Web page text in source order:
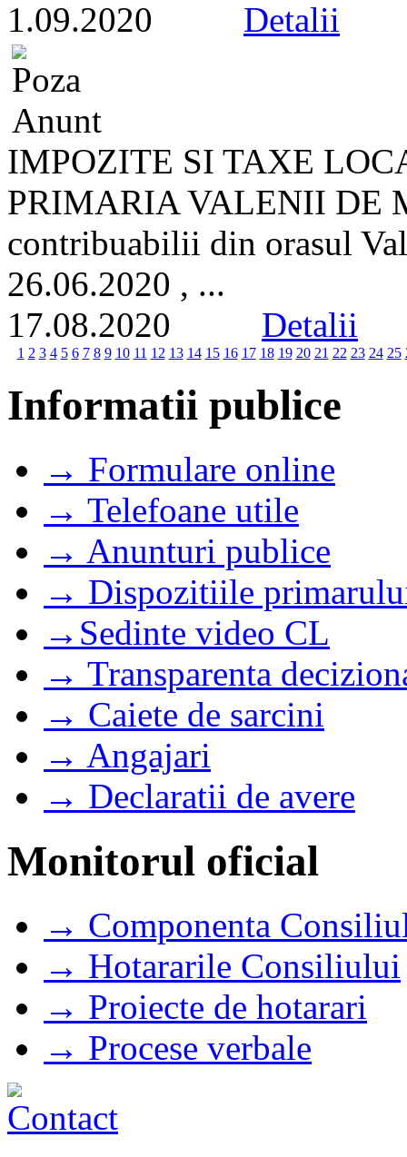
1.09.2020 Detalii
IMPOZITE SI TAXE
PRIMARIA VALENII DE
contribuabilii din orasul
26.06.2020 , ...
17.08.2020 Detalii
1 2 3 4 5 6 7 8 9 10 11 12 13 14 15 16 17 18 19 20 21 22 23 24 25
Informatii publice
→ Formulare online
→ Telefoane utile
→ Anunturi publice
→ Dispozitiile
→Sedinte video CL
→ Transparenta
→ Caiete de sarcini
→ Angajari
→ Declaratii de avere
Monitorul oficial
→ Componenta
→ Hotararile Consiliului
→ Proiecte de hotarari
→ Procese verbale